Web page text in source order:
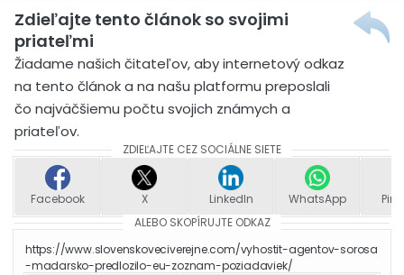
Zdieľajte tento článok so svojimi
priateľmi
Žiadame našich čitateľov, aby internetový odkaz
na tento článok a na našu platformu preposlali
čo najväčšiemu počtu svojich známych a
priateľov.
ZDIEĽAJTE CEZ SOCIÁLNE SIETE
Facebook X LinkedIn WhatsApp
ALEBO SKOPÍRUJTE ODKAZ
https://www.slovenskoveciverejne.com/vyhostit-agentov-sorosa
-madarsko-predlozilo-eu-zoznam-poziadaviek/